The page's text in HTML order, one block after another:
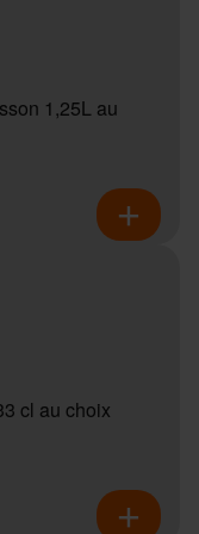
1,25L au
cl au choix